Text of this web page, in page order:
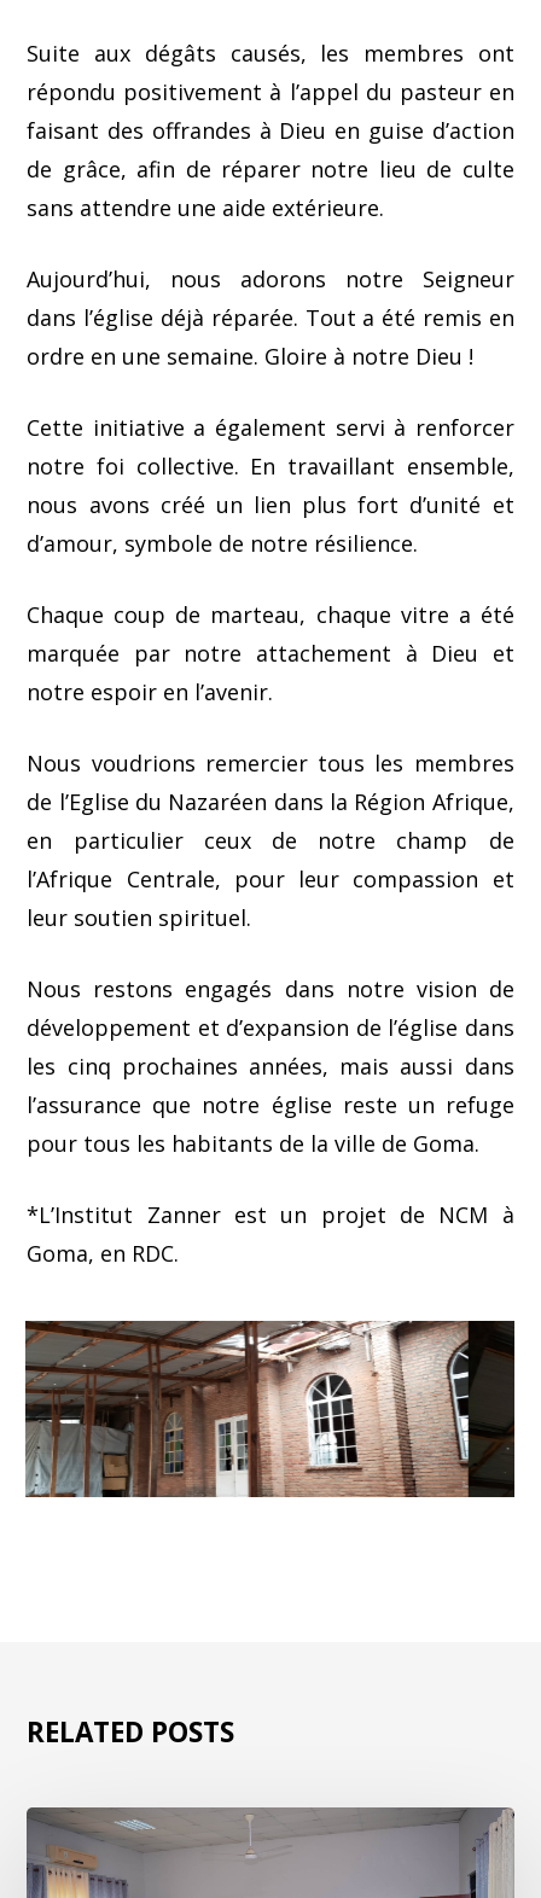
Suite aux dégâts causés, les membres ont
répondu positivement à l’appel du pasteur en
faisant des offrandes à Dieu en guise d’action
de grâce, afin de réparer notre lieu de culte
sans attendre une aide extérieure.
Aujourd’hui, nous adorons notre Seigneur
dans l’église déjà réparée. Tout a été remis en
ordre en une semaine. Gloire à notre Dieu !
Cette initiative a également servi à renforcer
notre foi collective. En travaillant ensemble,
nous avons créé un lien plus fort d’unité et
d’amour, symbole de notre résilience.
Chaque coup de marteau, chaque vitre a été
marquée par notre attachement à Dieu et
notre espoir en l’avenir.
Nous voudrions remercier tous les membres
de l’Eglise du Nazaréen dans la Région Afrique,
en particulier ceux de notre champ de
l’Afrique Centrale, pour leur compassion et
leur soutien spirituel.
Nous restons engagés dans notre vision de
développement et d’expansion de l’église dans
les cinq prochaines années, mais aussi dans
l’assurance que notre église reste un refuge
pour tous les habitants de la ville de Goma.
*L’Institut Zanner est un projet de NCM à
Goma, en RDC.
RELATED POSTS